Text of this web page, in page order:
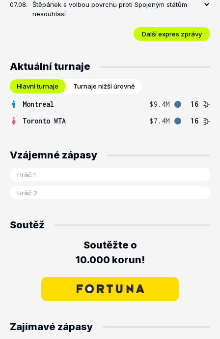
07.08.
Štěpánek s volbou povrchu proti Spojeným státům
nesouhlasí
Další expres zprávy
Aktuální turnaje
Hlavní turnaje Turnaje nižší úrovně
Montreal $9.4M
16
Toronto WTA
$7.4M 16
Vzájemné zápasy
Soutěž
Soutěžte o
10.000 korun!
Zajímavé zápasy